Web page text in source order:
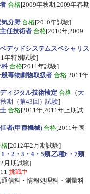
合格[2009年秋期,2009年春期
気分野 合格[2010年試験]
任技術者 合格[2010年,2009
デッドシステムスペシャリス
年特別試験]
科 合格[2011年試験]
毒物劇物取扱者 合格[2011年
ィジタル技術検定 合格 （ 大
期（第43回）試験]
合格[2011年,2011年上期試
者(甲種機械)合格[2011年国
格[2012年2月期試験]
・2・3・4・5類,乙種6・7類
月期試験]
挑戦中
信科・情報処理科・測量科